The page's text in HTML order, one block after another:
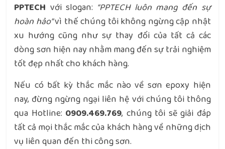
PPTECH với slogan: “PPTECH luôn mang đến sự
hoàn hảo”vì thế chúng tôi không ngừng cập nhật
xu hướng cũng như sự thay đổi của tất cả các
dòng sơn hiện nay nhằm mang đến sự trải nghiệm
tốt đẹp nhất cho khách hàng.
Nếu có bất kỳ thắc mắc nào về sơn epoxy hiện
nay, đừng ngừng ngại liên hệ với chúng tôi thông
qua Hotline: 0909.469.769, chúng tôi sẽ giải đáp
tất cả mọi thắc mắc của khách hàng về những dịch
vụ liên quan đến thi công sơn.